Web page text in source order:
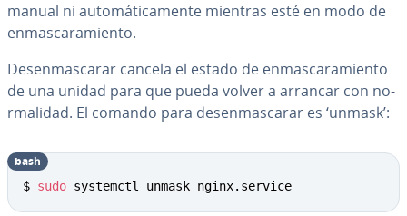
manual ni au­to­má­ti­ca­me­n­te mientras esté en modo de
en­ma­s­ca­ra­mie­n­to.
Des­en­ma­s­ca­rar cancela el estado de en­ma­s­ca­ra­mie­n­to
de una unidad para que pueda volver a arrancar con no­
r­ma­li­dad. El comando para des­en­ma­s­ca­rar es ‘unmask’:
$ sudo systemctl unmask nginx.service
bash